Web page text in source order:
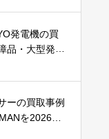
発電機の買
品・大型発電
ーの買取事例
を2026年6